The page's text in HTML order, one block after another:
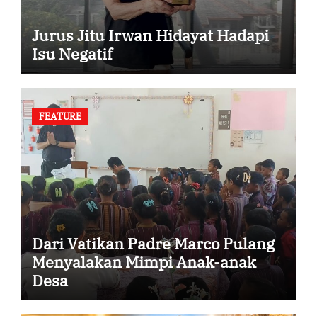
Jurus Jitu Irwan Hidayat Hadapi
Isu Negatif
FEATURE
Dari Vatikan Padre Marco Pulang
Menyalakan Mimpi Anak-anak
Desa